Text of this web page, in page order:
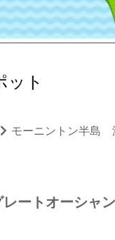
ット
モーニントン半島
ートオーシャ